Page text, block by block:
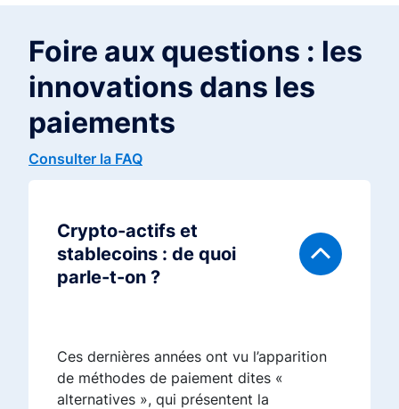
Foire aux questions : les
innovations dans les
paiements
Consulter la FAQ
Crypto-actifs et
stablecoins : de quoi
parle-t-on ?
Ces dernières années ont vu l’apparition
de méthodes de paiement dites «
alternatives », qui présentent la